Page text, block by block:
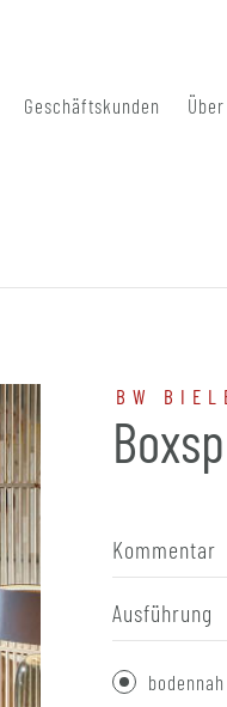
Geschäftskunden
BW
Kommentar
Ausführung
bodennah